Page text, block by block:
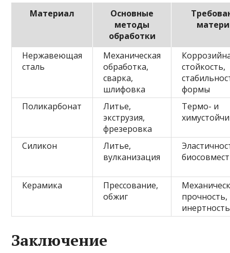
Материал
Основные
методы
обработки
Нержавеющая
сталь
Механическая
обработка,
сварка,
шлифовка
стойкость,
формы
Поликарбонат
Литье,
экструзия,
фрезеровка
Термо- и
Силикон
Литье,
вулканизация
Керамика
Прессование,
обжиг
прочность,
инертность
Заключение